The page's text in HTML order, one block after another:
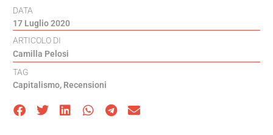
DATA
17 Luglio 2020
ARTICOLO DI
Camilla Pelosi
TAG
Capitalismo, Recensioni